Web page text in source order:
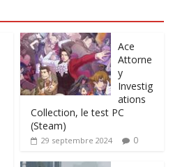
Ace
Attorne
y
Investig
ations
Collection, le test PC
(Steam)
29 septembre 2024 0